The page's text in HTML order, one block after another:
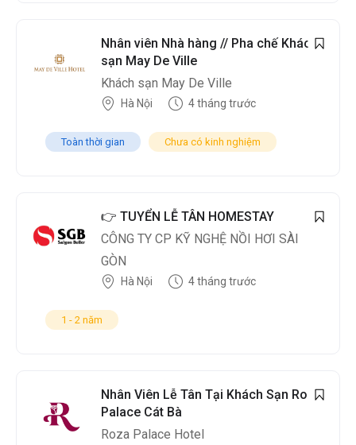
Nhân viên Nhà hàng // Pha chế Khách
sạn May De Ville
Khách sạn May De Ville
Hà Nội 4 tháng trước
Toàn thời gian Chưa có kinh nghiệm
👉 TUYỂN LỄ TÂN HOMESTAY
CÔNG TY CP KỸ NGHỆ NỒI HƠI SÀI
GÒN
Hà Nội 4 tháng trước
1 - 2 năm
Nhân Viên Lễ Tân Tại Khách Sạn Roza
Palace Cát Bà
Roza Palace Hotel